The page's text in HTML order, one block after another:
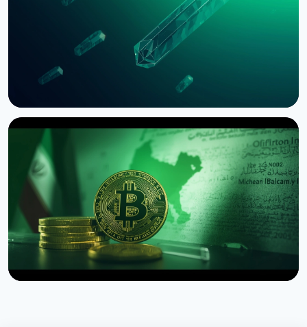
НОВОСТЬ
SEC приостановила опционы Nasdaq на биткоин
из-за иска CME
3 августа 2026 г. 4 мин чтения